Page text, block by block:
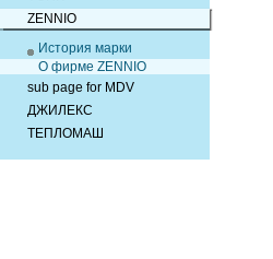
ZENNIO
История марки
О фирме ZENNIO
sub page for MDV
ДЖИЛЕКС
ТЕПЛОМАШ